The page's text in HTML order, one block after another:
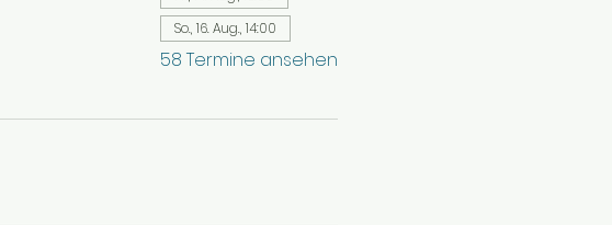
So., 16. Aug., 14:00
58 Termine ansehen